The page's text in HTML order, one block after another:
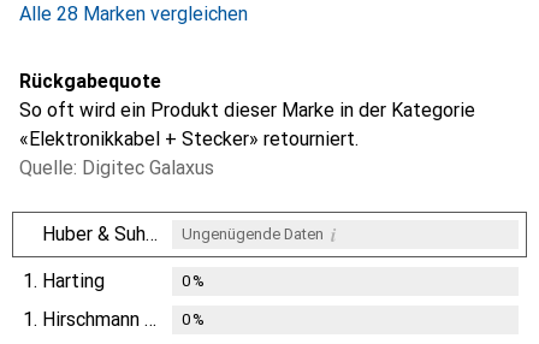
Alle 28 Marken vergleichen
Rückgabequote
So oft wird ein Produkt dieser Marke in der Kategorie
«Elektronikkabel + Stecker» retourniert.
Quelle: Digitec Galaxus
Huber & Suhner Ungenügende Daten i
1. Harting 0%
1. Hirschmann Test & Measurement 0%